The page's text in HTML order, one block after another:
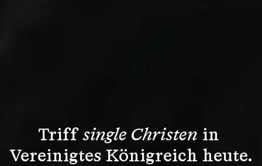
Triff single Christen in
Vereinigtes Königreich heute.